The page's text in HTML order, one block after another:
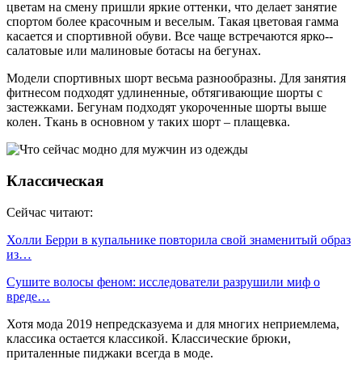
цветам на смену пришли яркие оттенки, что делает занятие
спортом более красочным и ­веселым. Такая цветовая гамма
касается и спортивной обуви. Все чаще встречаются ярко-­
салатовые ­или малиновые ботасы на бегунах.
Модели спортивных шорт весьма разнообразны. Для занятия
фитнесом подходят ­удлиненные, обтягивающие шорты­ с
застежками. Бегунам подходят­ укороченные ­шорты выше
колен. Ткань в основном у таких шорт – плащевка.
Классическая
Сейчас читают:
Холли Берри в купальнике повторила свой знаменитый образ
из…
Сушите волосы феном: исследователи разрушили миф о
вреде…
Хотя мода 2019 непредсказуема и для многих неприемлема,
классика ­остается ­классикой. Классические брюки,
приталенные пиджаки всегда в моде.